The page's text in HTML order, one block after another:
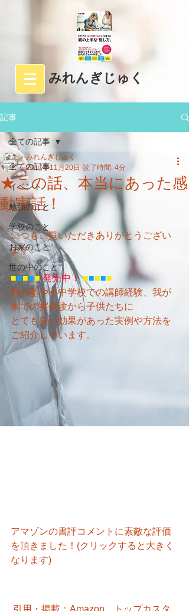
みれんぎじゅく
記事
全ての記事
イベント
勉強のこと
学校のこと
お家のこと
世の中のこと
全ての記事
★この話、本当にあった感
動実話！
みれんぎじゅく
2017年11月20日 読了時間: 4分
いつもご覧いただきありがとうござい
ます。
■■■■■ 発売中！ ■■■■■
私の塾や小中学校での講師経験、我が
家での実体験から子供たちに
とても良い効果があった実例や方法を
ご紹介しています。
アマゾンの書評コメントに素敵な評価
を頂きました！(クリックすると大きく
なります)